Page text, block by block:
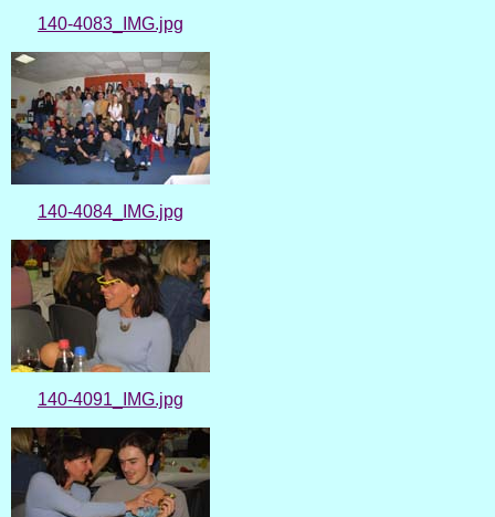
140-4083_IMG.jpg
140-4084_IMG.jpg
140-4091_IMG.jpg